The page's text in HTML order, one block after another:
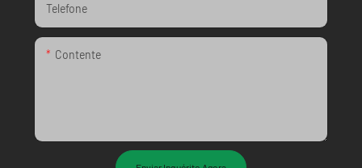
Telefone
Contente